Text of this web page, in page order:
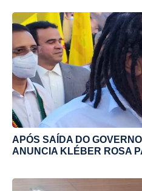
APÓS SAÍDA DO
ANUNCIA KLÉBER ROSA